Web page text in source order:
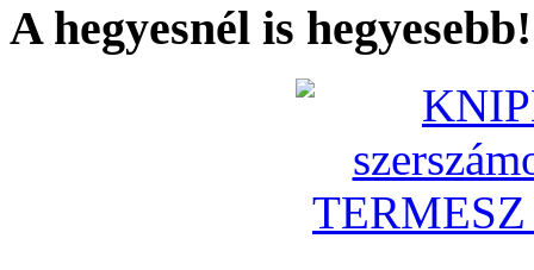
A hegyesnél is hegyesebb!